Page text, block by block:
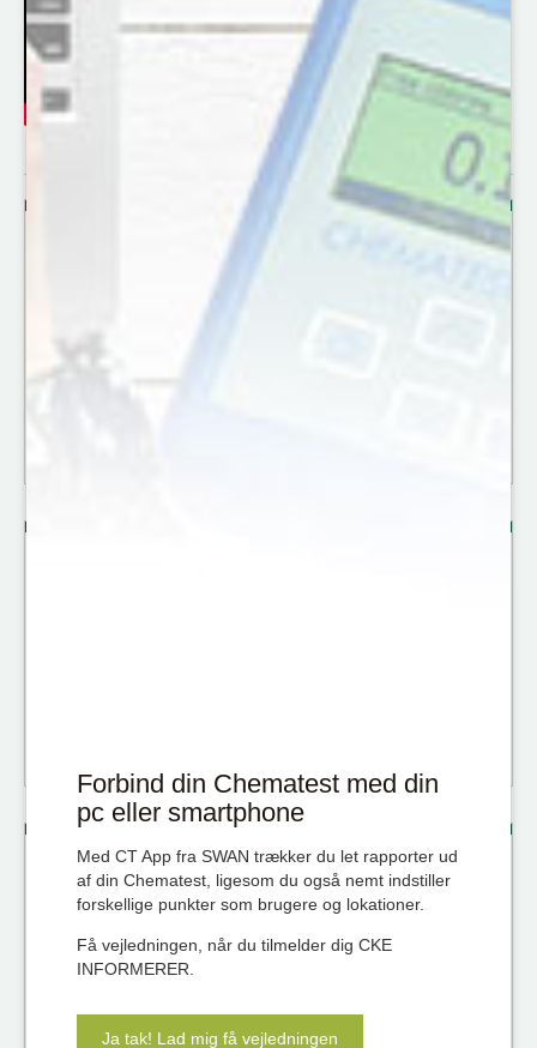
Forbind din Chematest med din
pc eller smartphone
Med CT App fra SWAN trækker du let rapporter ud
af din Chematest, ligesom du også nemt indstiller
forskellige punkter som brugere og lokationer.
Få vejledningen, når du tilmelder dig CKE
INFORMERER.
Ja tak! Lad mig få vejledningen
Bestil SWAN Chematest
Gå ikke glip af viden
om måling og analyse af dine parametre! Få
nyheder og historier inden for dine
interesseområder direkte i din indbakke.